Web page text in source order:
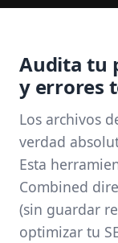
Audita tu
y errores
Los archivos
verdad
Esta
Combined
(sin guardar
optimizar tu